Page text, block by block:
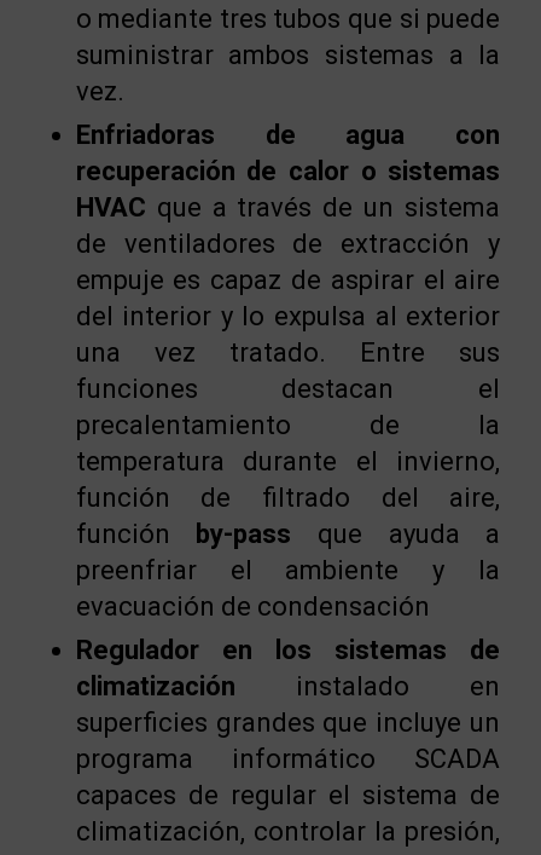
o mediante tres tubos que si puede
suministrar ambos sistemas a la
vez.
Enfriadoras de agua con
recuperación de calor o sistemas
HVAC que a través de un sistema
de ventiladores de extracción y
empuje es capaz de aspirar el aire
del interior y lo expulsa al exterior
una vez tratado. Entre sus
funciones destacan el
precalentamiento de la
temperatura durante el invierno,
función de filtrado del aire,
función by-pass que ayuda a
preenfriar el ambiente y la
evacuación de condensación
Regulador en los sistemas de
climatización instalado en
superficies grandes que incluye un
programa informático SCADA
capaces de regular el sistema de
climatización, controlar la presión,